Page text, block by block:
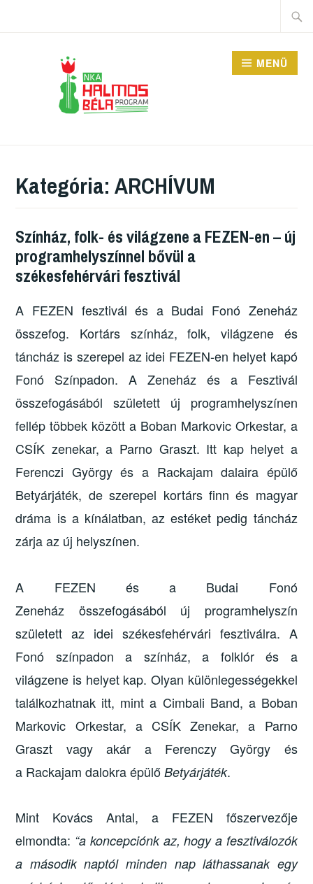
PROGRAM
MENÜ
Kategória:ARCHÍVUM
Színház, folk- és világzene a FEZEN-en – új
programhelyszínnel bővül a
székesfehérvári fesztivál
A FEZEN fesztivál és a Budai Fonó Zeneház
összefog. Kortárs színház, folk, világzene és
táncház is szerepel az idei FEZEN-en helyet kapó
Fonó Színpadon. A Zeneház és a Fesztivál
összefogásából született új programhelyszínen
fellép többek között a Boban Markovic Orkestar, a
CSÍK zenekar, a Parno Graszt. Itt kap helyet a
Ferenczi György és a Rackajam dalaira épülő
Betyárjáték, de szerepel kortárs finn és magyar
dráma is a kínálatban, az estéket pedig táncház
zárja az új helyszínen.
A FEZEN és a Budai Fonó
Zeneház összefogásából új programhelyszín
született az idei székesfehérvári fesztiválra. A
Fonó színpadon a színház, a folklór és a
világzene is helyet kap. Olyan különlegességekkel
találkozhatnak itt, mint a Cimbali Band, a Boban
Markovic Orkestar, a CSÍK Zenekar, a Parno
Graszt vagy akár a Ferenczy György és
a Rackajam dalokra épülőBetyárjáték.
Mint Kovács Antal, a FEZEN főszervezője
elmondta: “a koncepciónk az, hogy a fesztiválozók
a második naptól minden nap láthassanak egy